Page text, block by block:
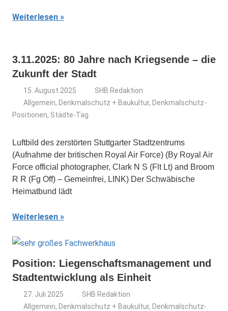
Weiterlesen
3.11.2025: 80 Jahre nach Kriegsende – die
Zukunft der Stadt
15. August 2025
SHB Redaktion
Allgemein, Denkmalschutz + Baukultur, Denkmalschutz-
Positionen, Städte-Tag
Luftbild des zerstörten Stuttgarter Stadtzentrums
(Aufnahme der britischen Royal Air Force) (By Royal Air
Force official photographer, Clark N S (Flt Lt) and Broom
R R (Fg Off) – Gemeinfrei, LINK) Der Schwäbische
Heimatbund lädt
Weiterlesen
Position: Liegenschaftsmanagement und
Stadtentwicklung als Einheit
27. Juli 2025
SHB Redaktion
Allgemein, Denkmalschutz + Baukultur, Denkmalschutz-